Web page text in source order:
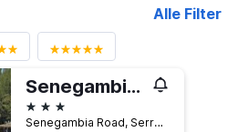
Alle Filter
Senegambia Beach Hotel
3 Sterne
Senegambia Road, Serrekunda, Gambia